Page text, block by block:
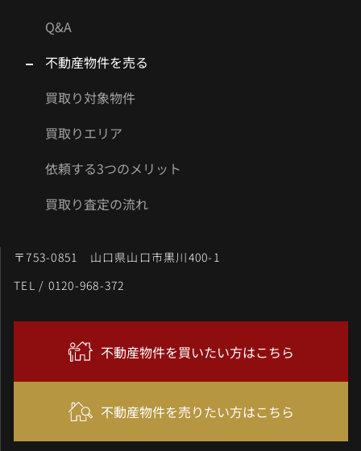
Q&A
不動産物件を売る
買取り対象物件
買取りエリア
依頼する3つのメリット
買取り査定の流れ
〒753-0851 山口県山口市黒川400-1
TEL / 0120-968-372
不動産物件を買いたい方はこちら
不動産物件を売りたい方はこちら